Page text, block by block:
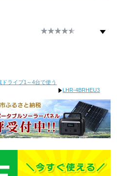
ドライブ1～4台で使う
LHR-4BRHEU3